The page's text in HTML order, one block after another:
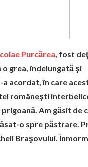
Purcărea, fost
o grea, îndelungată şi
acordat, în care
româneşti
Am găsit de
o spre păstrare.
Braşovului.